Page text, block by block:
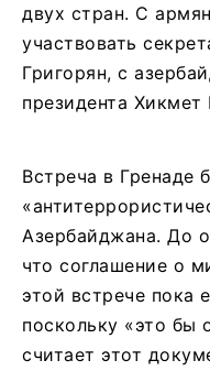
двух стран. С
участвовать
Григорян, с
президента Хикмет
Встреча в Гренаде
Азербайджана. До
что соглашение о
этой встрече пока
поскольку «это бы
считает этот